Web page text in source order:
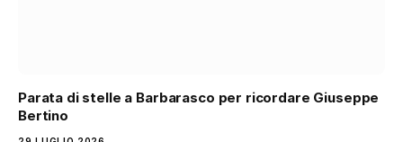
Parata di stelle a Barbarasco per ricordare Giuseppe
Bertino